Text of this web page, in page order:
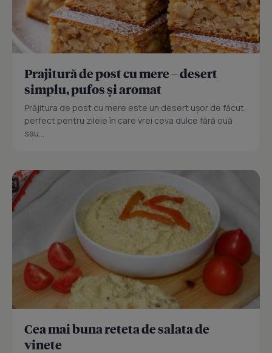
Prajitură de post cu mere – desert
simplu, pufos și aromat
Prăjitura de post cu mere este un desert ușor de făcut,
perfect pentru zilele în care vrei ceva dulce fără ouă
sau...
Cea mai buna reteta de salata de
vinete